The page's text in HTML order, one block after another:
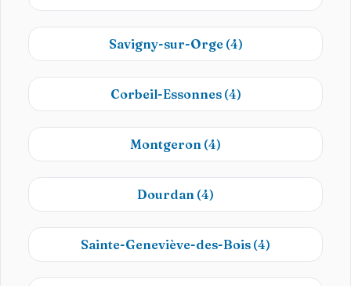
Savigny-sur-Orge (4)
Corbeil-Essonnes (4)
Montgeron (4)
Dourdan (4)
Sainte-Geneviève-des-Bois (4)